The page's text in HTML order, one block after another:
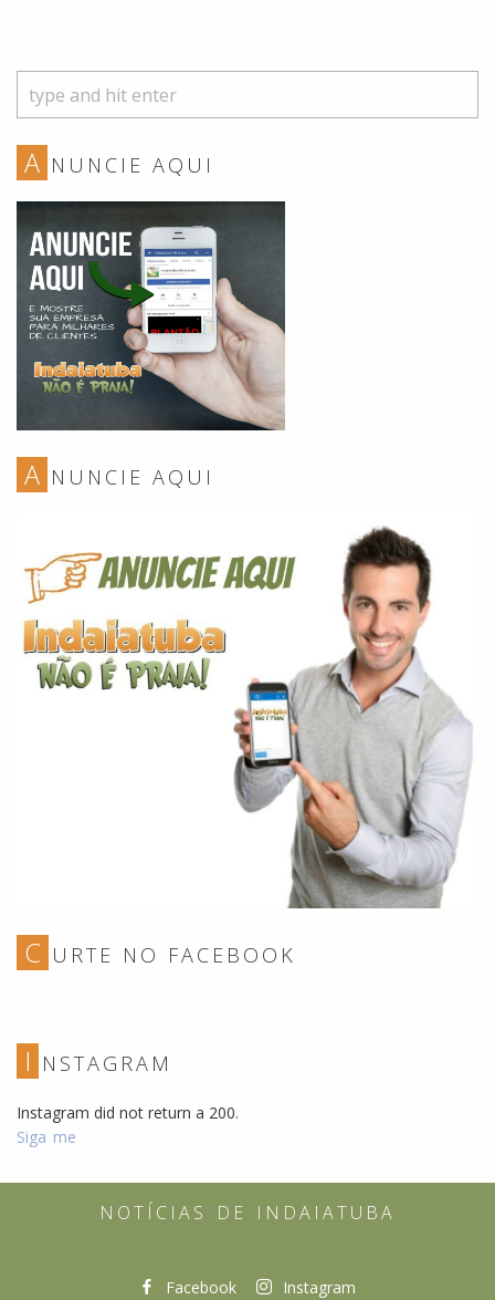
A NUNCIE AQUI
A NUNCIE AQUI
C URTE NO FACEBOOK
I NSTAGRAM
Instagram did not return a 200.
Siga me
Indaiatuba
NOTÍCIAS DE INDAIATUBA
Facebook Instagram